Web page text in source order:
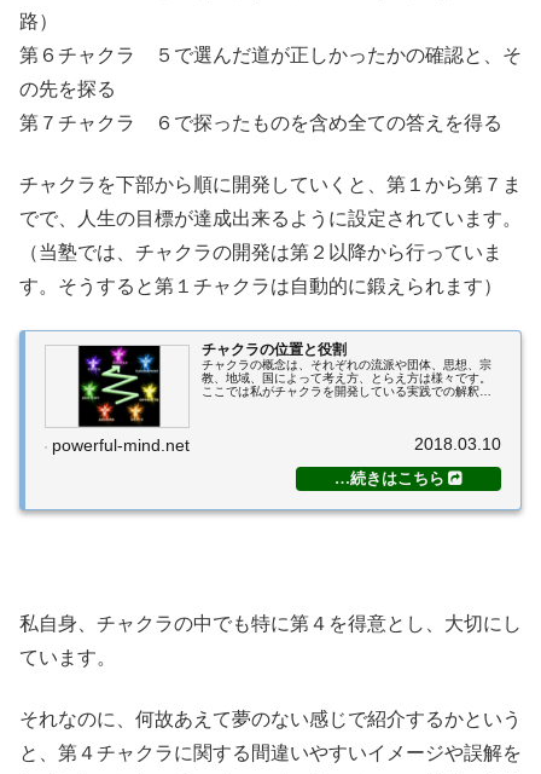
路）
第６チャクラ ５で選んだ道が正しかったかの確認と、そ
の先を探る
第７チャクラ ６で探ったものを含め全ての答えを得る
チャクラを下部から順に開発していくと、第１から第７ま
でで、人生の目標が達成出来るように設定されています。
（当塾では、チャクラの開発は第２以降から行っていま
す。そうすると第１チャクラは自動的に鍛えられます）
チャクラの位置と役割
チャクラの概念は、それぞれの流派や団体、思想、宗
教、地域、国によって考え方、とらえ方は様々です。
ここでは私がチャクラを開発している実践での解釈
powerful-mind.net 2018.03.10
私自身、チャクラの中でも特に第４を得意とし、大切にし
ています。
それなのに、何故あえて夢のない感じで紹介するかという
と、第４チャクラに関する間違いやすいイメージや誤解を